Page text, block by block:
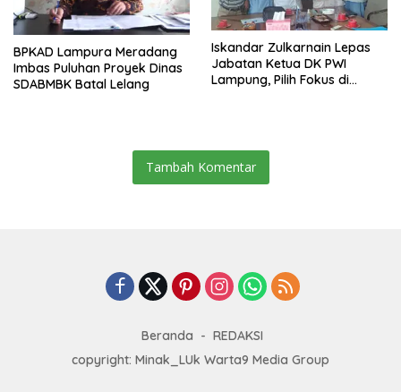
BPKAD Lampura Meradang
Imbas Puluhan Proyek Dinas
SDABMBK Batal Lelang
Iskandar Zulkarnain Lepas
Jabatan Ketua DK PWI
Lampung, Pilih Fokus di
Tambah Komentar
Beranda
REDAKSI
copyright: Minak_LUk Warta9 Media Group